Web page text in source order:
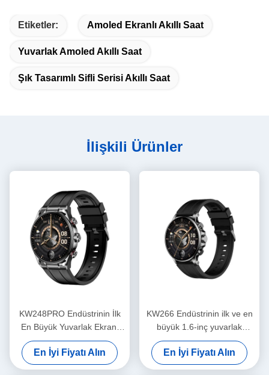
Etiketler: Amoled Ekranlı Akıllı Saat
Yuvarlak Amoled Akıllı Saat
Şık Tasarımlı Sifli Serisi Akıllı Saat
İlişkili Ürünler
KW248PRO Endüstrinin İlk
En Büyük Yuvarlak Ekranı
1.6" AMOLED Saat
En İyi Fiyatı Alın
KW266 Endüstrinin ilk ve en
büyük 1.6-inç yuvarlak
AMOLED akıllı saati
Bluetooth Çağırma Gelişmiş
Sensörleri ile
En İyi Fiyatı Alın